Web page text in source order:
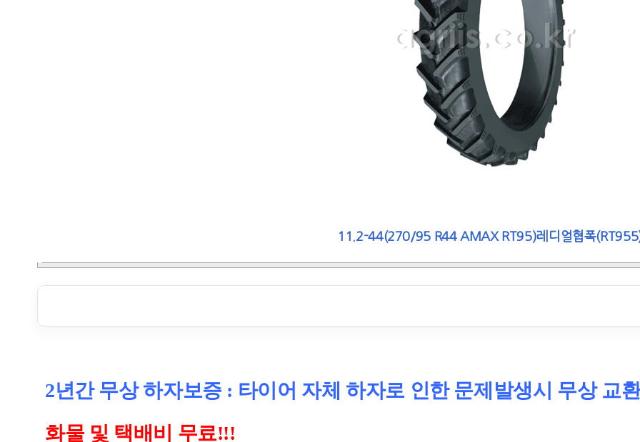
11.2-44(270/95 R44 AMAX RT95)레디얼협폭
2년간 무상 하자보증 : 타이어 자체 하자로 인한 문제발생시 무상 교
화물 및 택배비 무료!!!